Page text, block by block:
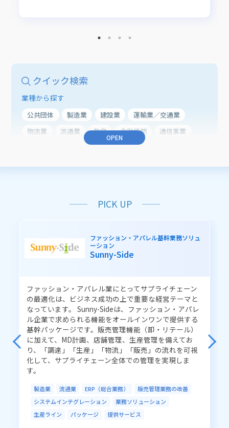
クイック検索
業種から探す
公共団体 製造業 建設業
運輸業／交通業
物流業
流通業 教育 金融機関
通信事業
医療・ヘルスケア 業種共通
CRM（顧客接点力強化）
ERP（総合業務）
職員サービスの向上
業務の品質改善
医療業務の改善
システム運用の改善
販売管理業務の改善
生産管理業務の改善
倉庫管理業務の改善
管理業務の効率化
資産運用 アルゴリズム開発
ソリューションから探す
ネットワーク／通信
システムインテグレーション
AI／IoT
データセンター
セキュリティ
アウトソーシング
OPEN
PICK UP
ファッション・アパレル基幹業務ソリュ
ーション
Sunny-Side
ファッション・アパレル業にとってサプライチェーン
の最適化は、ビジネス成功の上で重要な経営テーマと
なっています。 Sunny-Sideは、ファッション・アパレ
ル企業で求められる機能をオールインワンで提供する
基幹パッケージです。販売管理機能（卸・リテール）
に加えて、MD計画、店舗管理、生産管理を備えてお
り、「調達」「生産」「物流」「販売」の流れを可視
化して、サプライチェーン全体での管理を実現しま
す。
製造業 流通業 ERP（総合業務）
販売管理業務の改善
システムインテグレーション
業務ソリューション
生産ライン
パッケージ 提供サービス